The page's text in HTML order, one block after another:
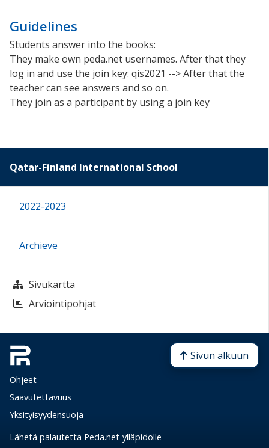
Guidelines
Students answer into the books:
They make own peda.net usernames. After that they
log in and use the join key: qis2021 --> After that the
teacher can see answers and so on.
They join as a participant by using a join key
Qatar-Finland International School
2022-2023
Archieve
Sivukartta
Arviointipohjat
Ohjeet
Saavutettavuus
Yksityisyydensuoja
Lähetä palautetta Peda.net-ylläpidolle
Sivun alkuun